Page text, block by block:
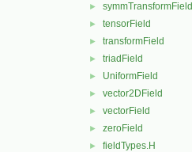
► symmTransformField
► tensorField
► transformField
► triadField
► UniformField
► vector2DField
► vectorField
► zeroField
►
fieldTypes.H